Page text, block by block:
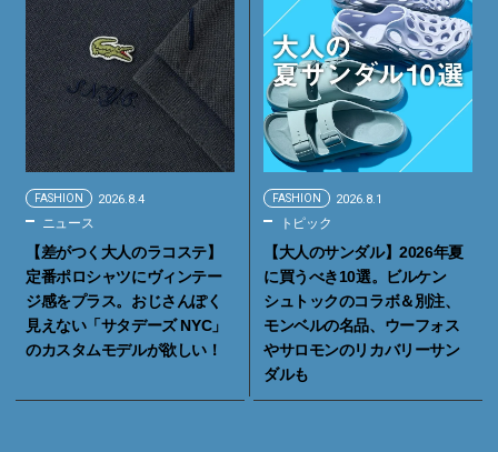
FASHION 2026.8.4
ニュース
【差がつく大人のラコステ】
定番ポロシャツにヴィンテー
ジ感をプラス。おじさんぽく
見えない「サタデーズ NYC」
のカスタムモデルが欲しい！
FASHION 2026.8.1
トピック
【大人のサンダル】2026年夏
に買うべき10選。ビルケン
シュトックのコラボ＆別注、
モンベルの名品、ウーフォス
やサロモンのリカバリーサン
ダルも